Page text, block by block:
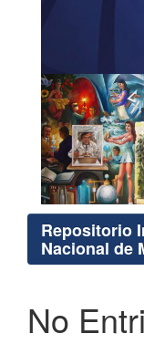
Repositorio
Nacional de
No